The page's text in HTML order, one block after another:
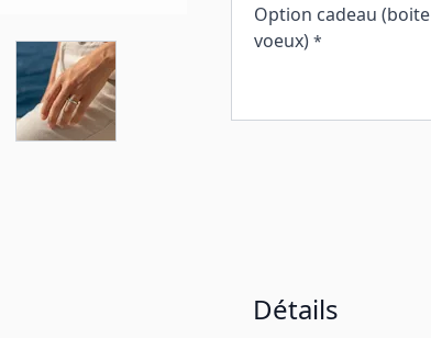
Option cadeau
voeux) *
Détails